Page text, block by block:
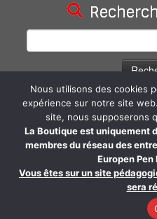
66 962 visites
Les Douceurs
Réalisé avec the
Nous utilisons des cookies
expérience sur notre site
site, nous supposerons
La Boutique est uniquement
membres du réseau des
Europen
Vous êtes sur un site
sera